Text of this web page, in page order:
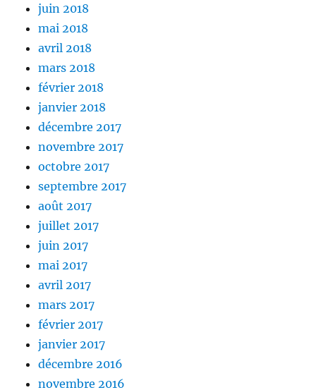
juin 2018
mai 2018
avril 2018
mars 2018
février 2018
janvier 2018
décembre 2017
novembre 2017
octobre 2017
septembre 2017
août 2017
juillet 2017
juin 2017
mai 2017
avril 2017
mars 2017
février 2017
janvier 2017
décembre 2016
novembre 2016